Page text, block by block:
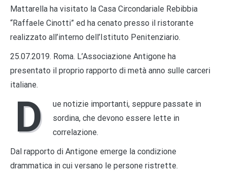
Mattarella ha visitato la Casa Circondariale Rebibbia
“Raffaele Cinotti” ed ha cenato presso il ristorante
realizzato all’interno dell’Istituto Penitenziario.
25.07.2019. Roma. L’Associazione Antigone ha
presentato il proprio rapporto di metà anno sulle carceri
italiane.
D
ue notizie importanti, seppure passate in
sordina, che devono essere lette in
correlazione.
Dal rapporto di Antigone emerge la condizione
drammatica in cui versano le persone ristrette.